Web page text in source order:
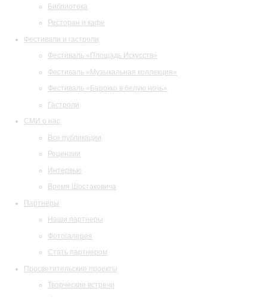
Библиотека
Ресторан и кафе
Фестивали и гастроли
Фестиваль «Площадь Искусств»
Фестиваль «Музыкальная коллекция»
Фестиваль «Барокко в белую ночь»
Гастроли
СМИ о нас
Все публикации
Рецензии
Интервью
Время Шостаковича
Партнеры
Наши партнеры
Фотогалерея
Стать партнером
Просветительские проекты
Творческие встречи